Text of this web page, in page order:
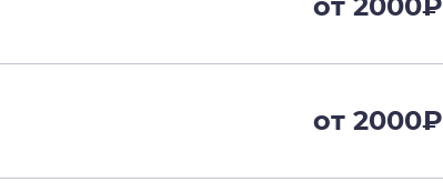
от 2000₽
от 2000₽